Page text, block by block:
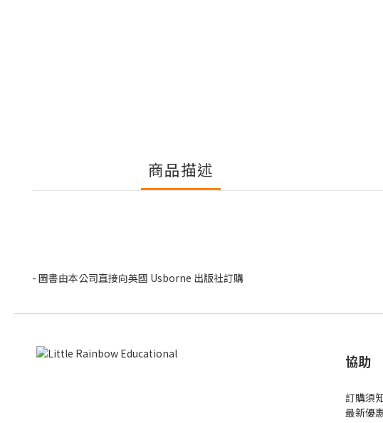
商品描述
- 圖書由本公司直接向英國 Usborne 出版社訂購
協助
訂購須
最新優